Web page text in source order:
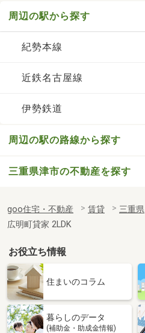
周辺の駅から探す
紀勢本線
近鉄名古屋線
伊勢鉄道
周辺の駅の路線から探す
三重県津市の不動産を探す
goo住宅・不動産 賃貸 三重県
広明町貸家 2LDK
お役立ち情報
住まいのコラム
暮らしのデータ
(補助金・助成金情報)